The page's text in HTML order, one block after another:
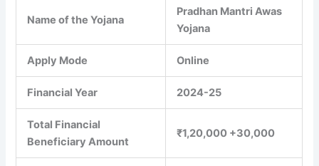
Name of the Yojana
Pradhan Mantri Awas
Yojana
Apply Mode Online
Financial Year 2024-25
Total Financial
Beneficiary Amount
₹1,20,000 +30,000